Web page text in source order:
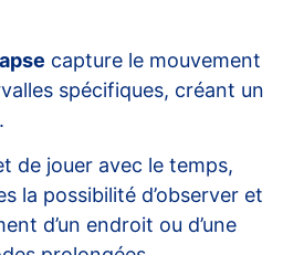
capture le mouvement
spécifiques, créant un
de jouer avec le temps,
la possibilité d’observer et
d’un endroit ou d’une